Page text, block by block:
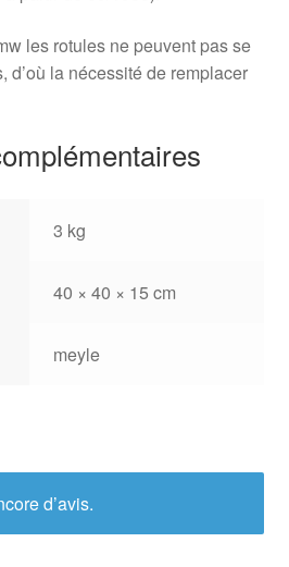
les rotules ne peuvent pas se
d’où la nécessité de remplacer
3 kg
40 × 40 × 15 cm
meyle
d’avis.